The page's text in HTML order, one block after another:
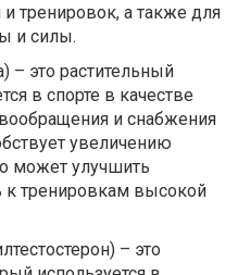
тренировок, а также для
и силы.
– это растительный
в спорте в качестве
и снабжения
увеличению
может улучшить
к тренировкам высокой
– это